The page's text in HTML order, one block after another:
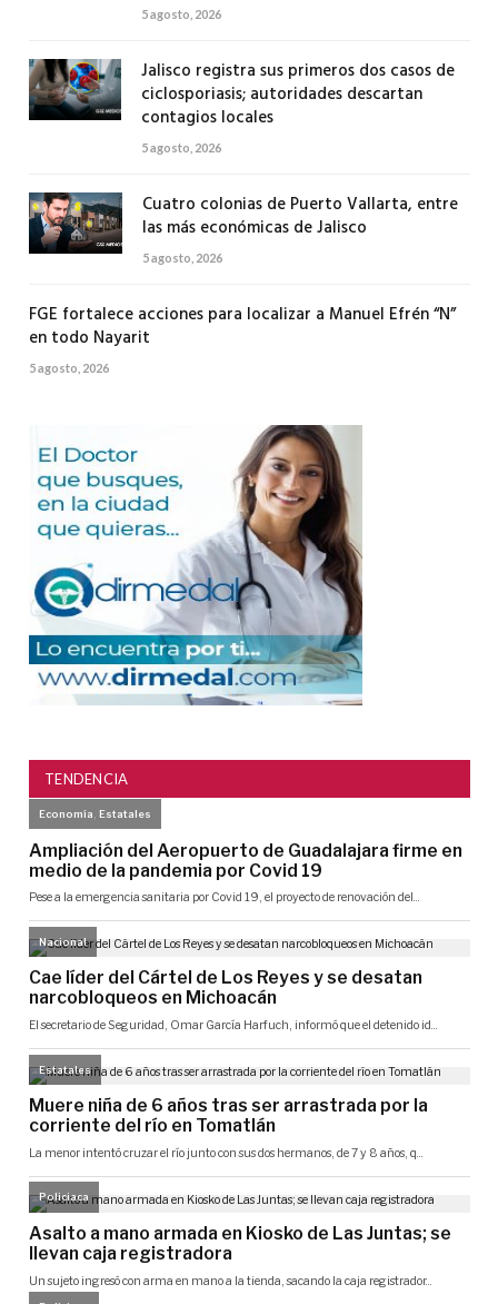
5 agosto, 2026
Jalisco registra sus primeros dos casos de
ciclosporiasis; autoridades descartan
contagios locales
5 agosto, 2026
Cuatro colonias de Puerto Vallarta, entre
las más económicas de Jalisco
5 agosto, 2026
FGE fortalece acciones para localizar a Manuel Efrén “N”
en todo Nayarit
5 agosto, 2026
TENDENCIA